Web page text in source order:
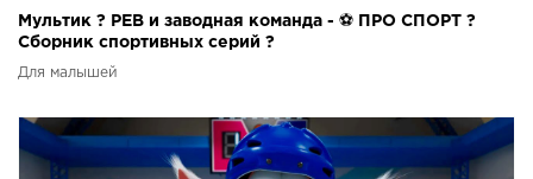
Мультик ? РЕВ и заводная команда - ⚽ ПРО СПОРТ ?
Сборник спортивных серий ?
Для малышей